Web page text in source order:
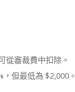
從審裁費中扣除。
但最低為 $2,000。